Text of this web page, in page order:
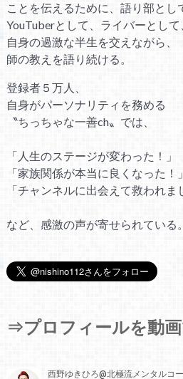
ことを伝えるために、語り部とし
YouTuberとして、ライバーとして
自身の過激な半生を交えながら、
師の教えを語り続ける。
登録者５万人、
自身がパーソナリティを務める
〝ちっちゃな一善ch〟では、
「人生のステージが変わった！」
「家族関係が本当に良くなった！」
「チャンネルに出会えて救われま
など、感激の声が寄せられている。
⇒プロフィールを動